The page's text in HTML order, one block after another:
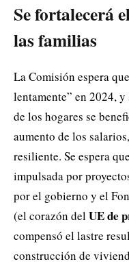
Se fortalecerá
las familias
La Comisión espera
lentamente” en 2024,
de los hogares se
aumento de los
resiliente. Se espera
impulsada por
por el gobierno y el
(el corazón del UE de
compensó el lastre
construcción de